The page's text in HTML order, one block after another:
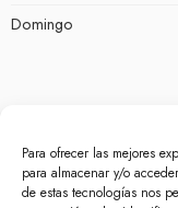
Para ofrecer las mejores
para almacenar y/o
de estas tecnologías nos
Domingo